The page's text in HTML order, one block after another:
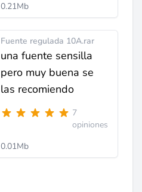
0.21Mb
Fuente regulada 10A.rar
una fuente sensilla
pero muy buena se
las recomiendo
7
opiniones
0.01Mb